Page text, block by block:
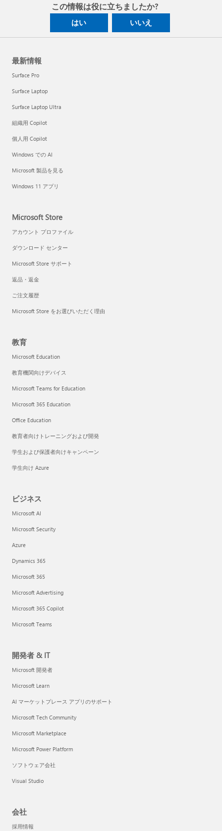
この情報は役に立ちましたか?
はい いいえ
最新情報
Surface Pro
Surface Laptop
Surface Laptop Ultra
組織用 Copilot
個人用 Copilot
Windows での AI
Microsoft 製品を見る
Windows 11 アプリ
Microsoft Store
アカウント プロファイル
ダウンロード センター
Microsoft Store サポート
返品・返金
ご注文履歴
Microsoft Store をお選びいただく理由
教育
Microsoft Education
教育機関向けデバイス
Microsoft Teams for Education
Microsoft 365 Education
Office Education
教育者向けトレーニングおよび開発
学生および保護者向けキャンペーン
学生向け Azure
ビジネス
Microsoft AI
Microsoft Security
Azure
Dynamics 365
Microsoft 365
Microsoft Advertising
Microsoft 365 Copilot
Microsoft Teams
開発者 & IT
Microsoft 開発者
Microsoft Learn
AI マーケットプレース アプリのサポート
Microsoft Tech Community
Microsoft Marketplace
Microsoft Power Platform
ソフトウェア会社
Visual Studio
会社
採用情報